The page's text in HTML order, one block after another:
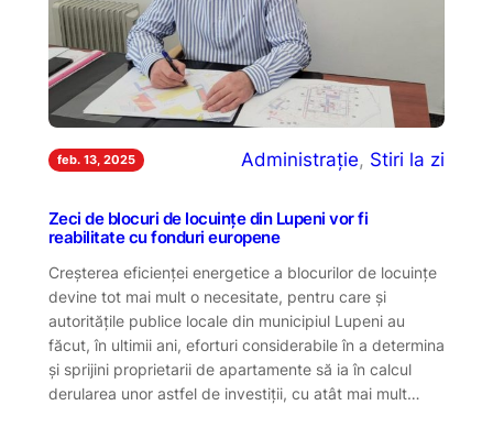
feb. 13, 2025 Administrație, Stiri la zi
Zeci de blocuri de locuințe din Lupeni vor fi
reabilitate cu fonduri europene
Creșterea eficienței energetice a blocurilor de locuințe
devine tot mai mult o necesitate, pentru care și
autoritățile publice locale din municipiul Lupeni au
făcut, în ultimii ani, eforturi considerabile în a determina
și sprijini proprietarii de apartamente să ia în calcul
derularea unor astfel de investiții, cu atât mai mult…